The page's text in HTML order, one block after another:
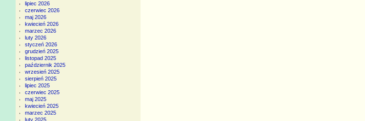
lipiec 2026
czerwiec 2026
maj 2026
kwiecień 2026
marzec 2026
luty 2026
styczeń 2026
grudzień 2025
listopad 2025
październik 2025
wrzesień 2025
sierpień 2025
lipiec 2025
czerwiec 2025
maj 2025
kwiecień 2025
marzec 2025
luty 2025